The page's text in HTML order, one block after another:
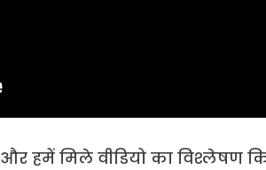
हमें मिले वीडियो का विश्लेषण